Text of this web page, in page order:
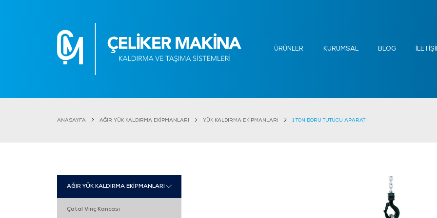
ÜRÜNLER KURUMSAL BLOG
ANASAYFA AĞIR YÜK KALDIRMA EKİPMANLARI YÜK KALDIRMA EKİPMANLARI 1 TON BORU TUTUCU APARATI
AĞIR YÜK KALDIRMA EKİPMANLARI
Çatal Vinç Kancası